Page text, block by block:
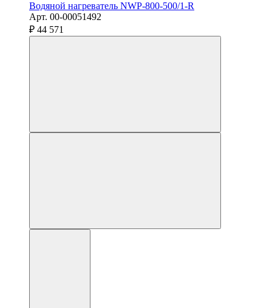
Водяной нагреватель NWP-800-500/1-R
Арт. 00-00051492
₽ 44 571